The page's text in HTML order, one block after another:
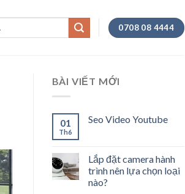
0708 08 4444
BÀI VIẾT MỚI
01
Th6
Seo Video Youtube
Lắp đặt camera hành
trình nên lựa chọn loại
nào?